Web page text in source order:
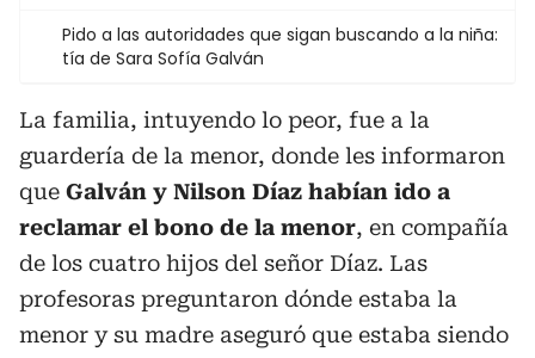
Pido a las autoridades que sigan buscando a la niña:
tía de Sara Sofía Galván
La familia, intuyendo lo peor, fue a la
guardería de la menor, donde les informaron
que Galván y Nilson Díaz habían ido a
reclamar el bono de la menor, en compañía
de los cuatro hijos del señor Díaz. Las
profesoras preguntaron dónde estaba la
menor y su madre aseguró que estaba siendo